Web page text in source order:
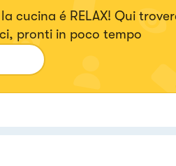
cucina é RELAX! Qui
pronti in poco tempo